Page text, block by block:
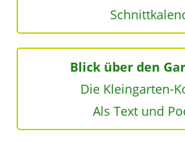
Blick über den
Die Kleingarten-
Als Text und